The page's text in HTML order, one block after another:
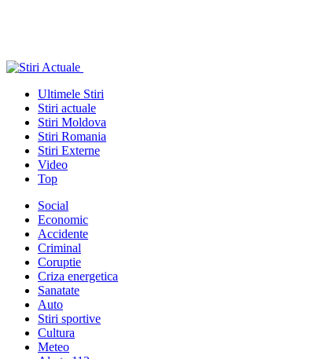
Ultimele Stiri
Stiri actuale
Stiri Moldova
Stiri Romania
Stiri Externe
Video
Top
Social
Economic
Accidente
Criminal
Coruptie
Criza energetica
Sanatate
Auto
Stiri sportive
Cultura
Meteo